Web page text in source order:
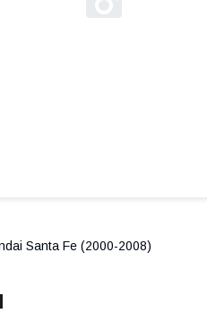
Santa Fe (2000-2008)